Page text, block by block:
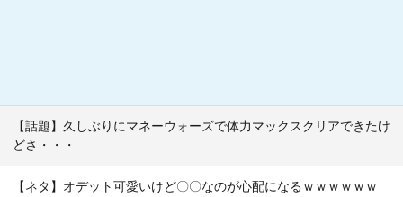
【話題】久しぶりにマネーウォーズで体力マックスクリアできたけ
どさ・・・
【ネタ】オデット可愛いけど〇〇なのが心配になるｗｗｗｗｗｗ